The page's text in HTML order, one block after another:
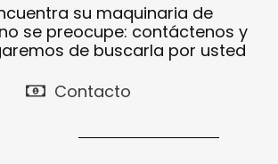
su maquinaria de
se preocupe: contáctenos y
de buscarla por usted
Contacto